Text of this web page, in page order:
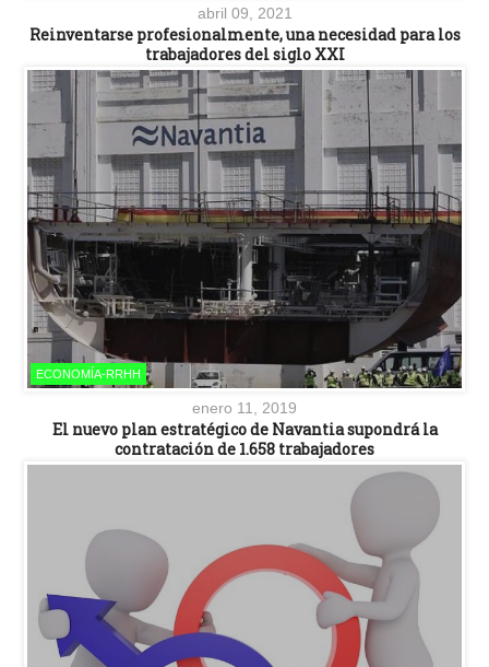
abril 09, 2021
Reinventarse profesionalmente, una necesidad para los
trabajadores del siglo XXI
ECONOMÍA-RRHH
enero 11, 2019
El nuevo plan estratégico de Navantia supondrá la
contratación de 1.658 trabajadores